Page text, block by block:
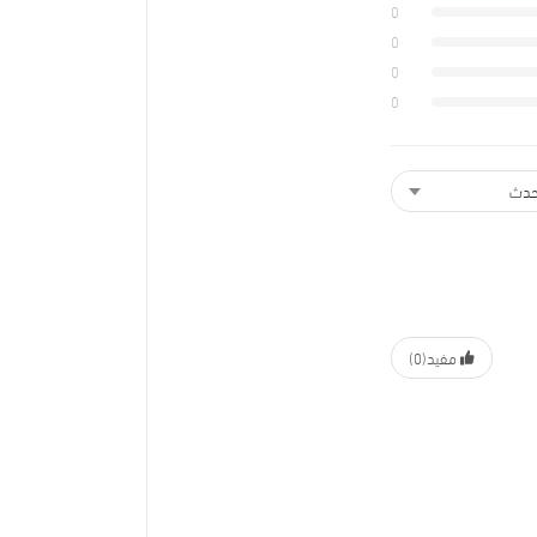
0
0
0
0
مفيد(0)